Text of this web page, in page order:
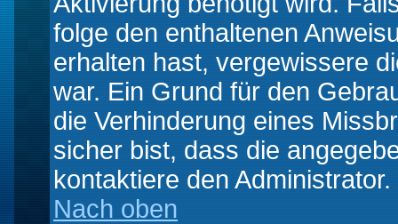
folge den enthaltenen
erhalten hast, vergewissere
war. Ein Grund für den
die Verhinderung eines
sicher bist, dass die
kontaktiere den Administrator.
Nach oben